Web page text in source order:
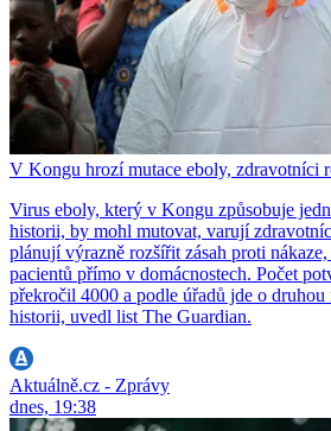
V Kongu hrozí mutace eboly, zdravotníci
Virus eboly, který v Kongu způsobuje
historii, by mohl mutovat, varují
plánují výrazně rozšířit zásah proti
pacientů přímo v domácnostech. Počet
překročil 4000 a podle úřadů jde o
historii, uvedl list The Guardian.
Aktuálně.cz - Zprávy
dnes, 19:38